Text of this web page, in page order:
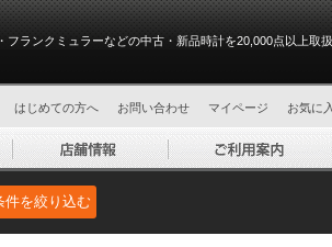
フランクミュラーなどの中古・新品時計を20,000点以上取扱
はじめての方へ お問い合わせ マイページ お気に
件を絞り込む